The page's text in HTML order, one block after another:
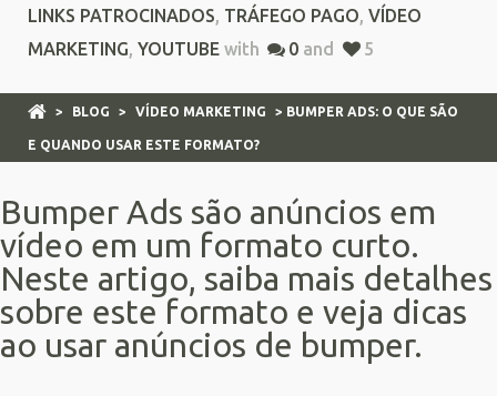
LINKS PATROCINADOS, TRÁFEGO PAGO, VÍDEO
MARKETING, YOUTUBE with 0 and 5
> BLOG > VÍDEO MARKETING > BUMPER ADS: O QUE SÃO
E QUANDO USAR ESTE FORMATO?
Bumper Ads são anúncios em
vídeo em um formato curto.
Neste artigo, saiba mais detalhes
sobre este formato e veja dicas
ao usar anúncios de bumper.